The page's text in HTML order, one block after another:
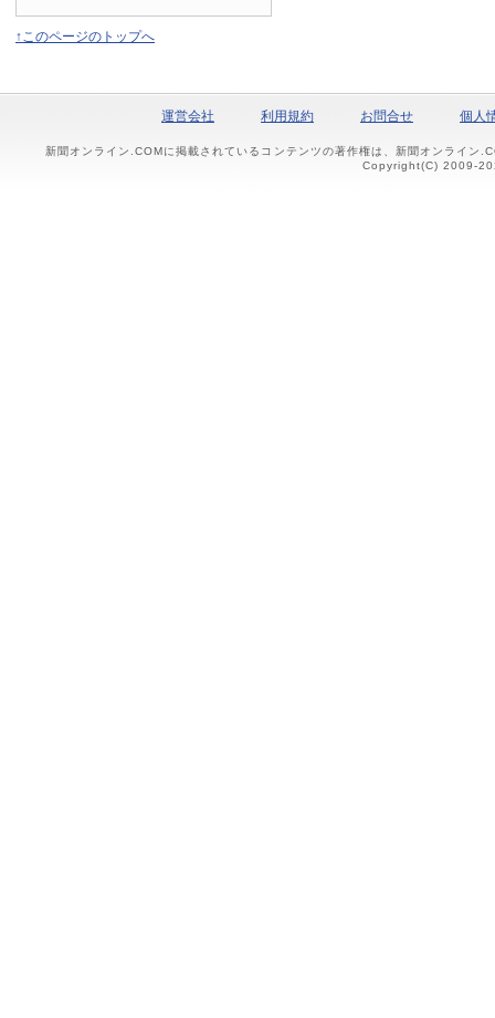
↑このページのトップへ
運営会社 利用規約 お問合せ 個人
新聞オンライン.COMに掲載されているコンテンツの著作権は、新聞オンライン
Copyright(C) 2009-